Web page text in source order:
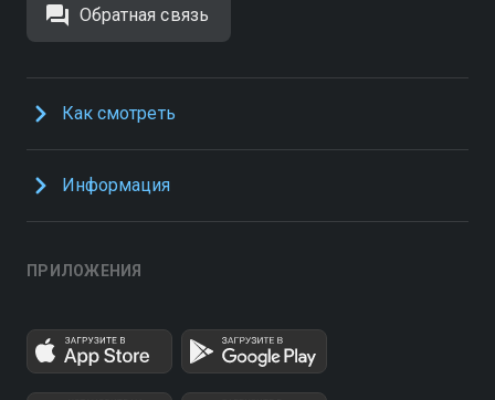
Обратная связь
Как смотреть
Информация
ПРИЛОЖЕНИЯ